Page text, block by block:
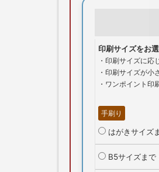
印刷サイズをお
・印刷サイズに応
・印刷サイズが小
・ワンポイント印
手刷り
はがきサイズ
B5サイズまで